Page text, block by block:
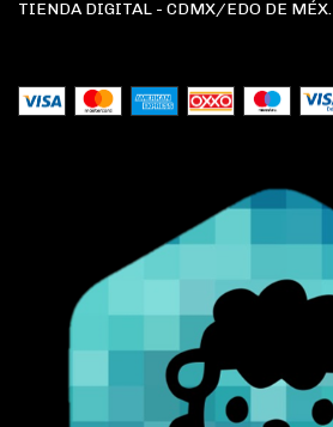
TIENDA DIGITAL - CDMX/EDO DE MÉX.